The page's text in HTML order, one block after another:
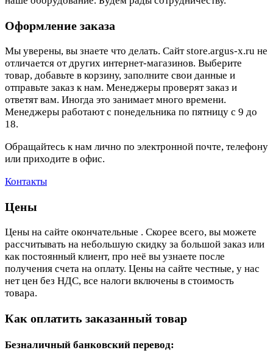
Оформление заказа
Мы уверены, вы знаете что делать. Сайт store.argus-x.ru не
отличается от других интернет-магазинов. Выберите
товар, добавьте в корзину, заполните свои данные и
отправьте заказ к нам. Менеджеры проверят заказ и
ответят вам. Иногда это занимает много времени.
Менеджеры работают с понедельника по пятницу с 9 до
18.
Обращайтесь к нам лично по электронной почте, телефону
или приходите в офис.
Контакты
Цены
Цены на сайте окончательные . Скорее всего, вы можете
рассчитывать на небольшую скидку за большой заказ или
как постоянный клиент, про неё вы узнаете после
получения счета на оплату. Цены на сайте честные, у нас
нет цен без НДС, все налоги включены в стоимость
товара.
Как оплатить заказанный товар
Безналичный банковский перевод: